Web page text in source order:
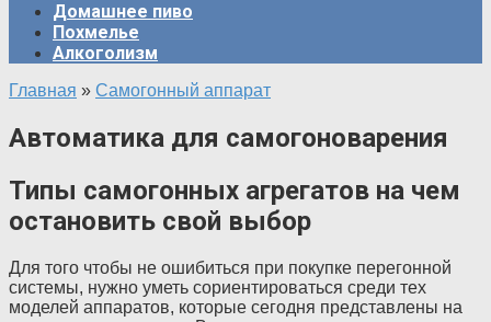
Домашнее пиво
Похмелье
Алкоголизм
Главная » Самогонный аппарат
Автоматика для самогоноварения
Типы самогонных агрегатов на чем
остановить свой выбор
Для того чтобы не ошибиться при покупке перегонной
системы, нужно уметь сориентироваться среди тех
моделей аппаратов, которые сегодня представлены на